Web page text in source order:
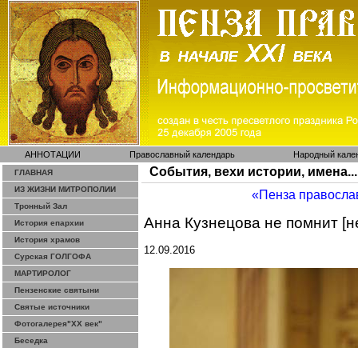
АННОТАЦИИ Православный календарь Народный
ГЛАВНАЯ
ИЗ ЖИЗНИ МИТРОПОЛИИ
Тронный Зал
История епархии
История храмов
Сурская ГОЛГОФА
МАРТИРОЛОГ
Пензенские святыни
Святые источники
Фотогалерея"ХХ век"
Беседка
События, вехи истории, имена...
«Пенза
Анна Кузнецова не помнит
12.09.2016